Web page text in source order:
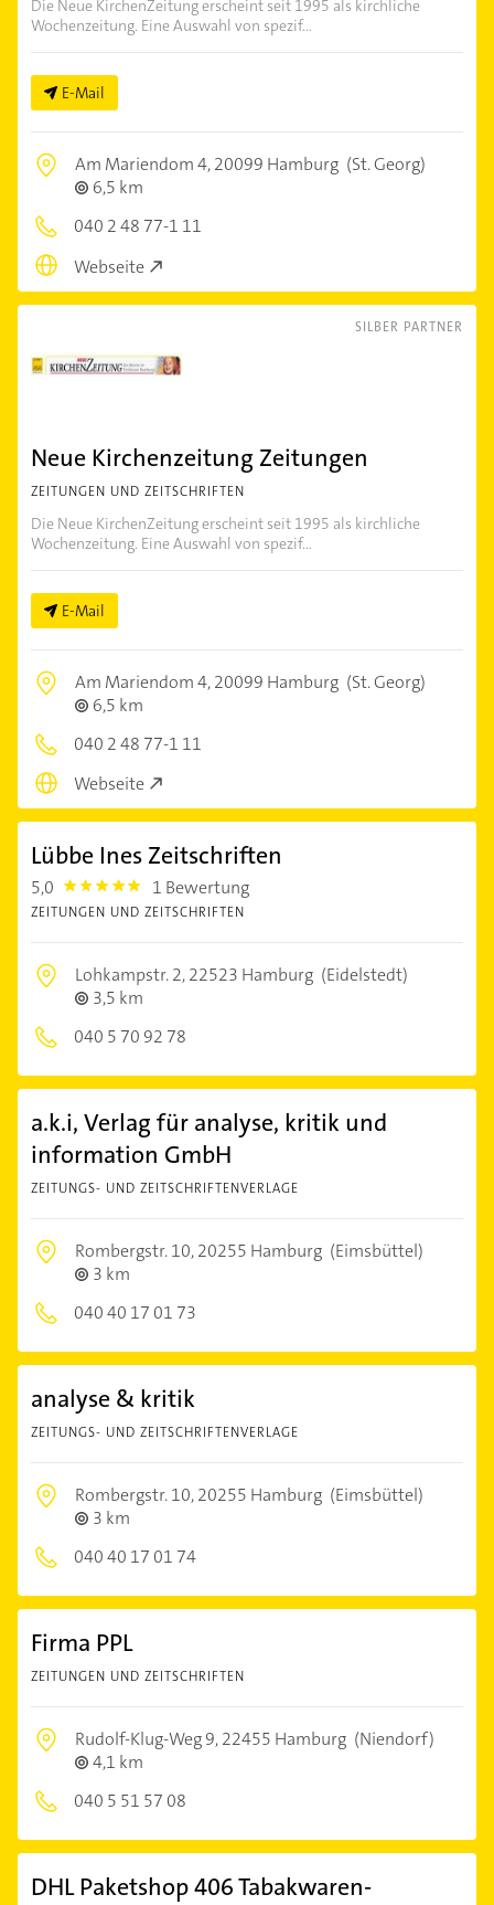
Die Neue KirchenZeitung erscheint seit 1995 als kirchliche
Wochenzeitung. Eine Auswahl von spezif...
E-Mail
Am Mariendom 4,20099 Hamburg (St. Georg)
6,5 km
040 2 48 77-1 11
Webseite
SILBER PARTNER
Neue Kirchenzeitung Zeitungen
ZEITUNGEN UND ZEITSCHRIFTEN
Die Neue KirchenZeitung erscheint seit 1995 als kirchliche
Wochenzeitung. Eine Auswahl von spezif...
E-Mail
Am Mariendom 4,20099 Hamburg (St. Georg)
6,5 km
040 2 48 77-1 11
Webseite
Lübbe Ines Zeitschriften
5,0 5.0 1 Bewertung
ZEITUNGEN UND ZEITSCHRIFTEN
Lohkampstr. 2,22523 Hamburg (Eidelstedt)
3,5 km
040 5 70 92 78
a.k.i, Verlag für analyse, kritik und
information GmbH
ZEITUNGS- UND ZEITSCHRIFTENVERLAGE
Rombergstr. 10,20255 Hamburg (Eimsbüttel)
3 km
040 40 17 01 73
analyse & kritik
ZEITUNGS- UND ZEITSCHRIFTENVERLAGE
Rombergstr. 10,20255 Hamburg (Eimsbüttel)
3 km
040 40 17 01 74
Firma PPL
ZEITUNGEN UND ZEITSCHRIFTEN
Rudolf-Klug-Weg 9,22455 Hamburg (Niendorf)
4,1 km
040 5 51 57 08
DHL Paketshop 406 Tabakwaren-